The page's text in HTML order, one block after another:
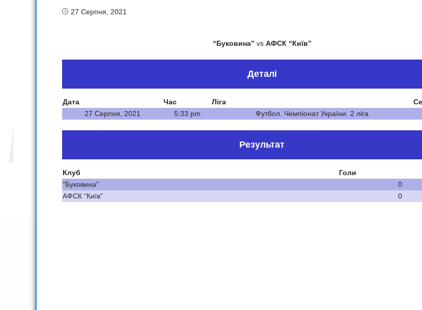
27 Серпня, 2021
“Буковина” vs АФСК “Київ”
Деталі
Дата Час Ліга
27 Серпня, 2021
5:33 pm Футбол. Чемпіонат України. 2 ліга
Результат
Клуб
Голи
“Буковина”
0
АФСК “Київ”
0